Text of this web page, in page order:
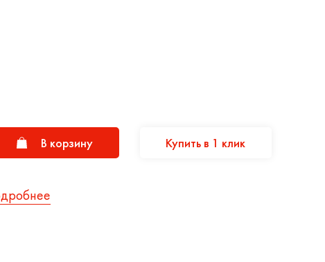
В корзину Купить в 1 клик